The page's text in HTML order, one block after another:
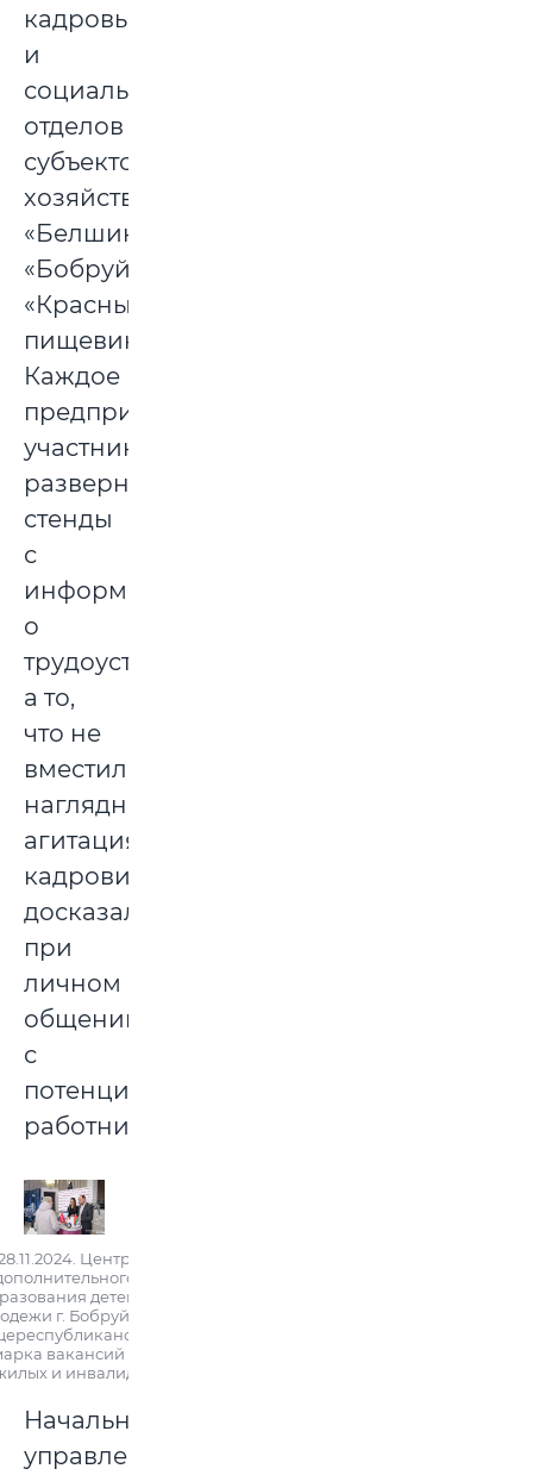
кадровых
и
социальных
отделов
субъектов
хозяйствования.
«Белшина»,
«Бобруйскагромаш»,
«Красный
пищевик»…
Каждое
предприятие-
участник
развернуло
стенды
с
информацией
о
трудоустройстве,
а то,
что не
вместила
наглядная
агитация,
кадровики
досказали
при
личном
общении
с
потенциальными
работниками.
Центр
детей и
г. Бобруйска.
вакансий для
и инвалидов
Начальник
управления